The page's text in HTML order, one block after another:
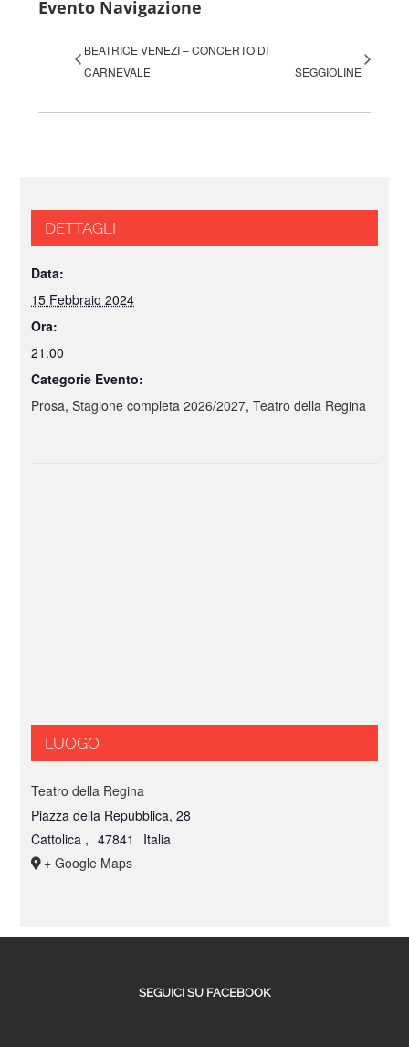
Evento Navigazione
BEATRICE VENEZI – CONCERTO DI
CARNEVALE
SEGGIOLINE
DETTAGLI
Data:
15 Febbraio 2024
Ora:
21:00
Categorie Evento:
Prosa,Stagione completa 2026/2027,Teatro della Regina
LUOGO
Teatro della Regina
Piazza della Repubblica, 28
Cattolica , 47841
Italia
+ Google Maps
SEGUICI SU FACEBOOK